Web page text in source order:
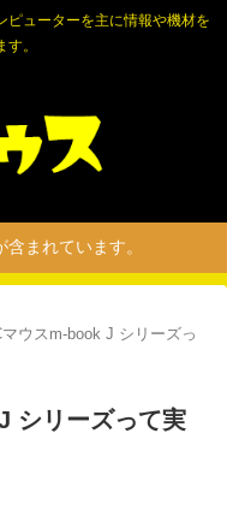
ピューターを主に情報や機材を
。
まれています。
マウスm-book J シリーズっ
シリーズって実